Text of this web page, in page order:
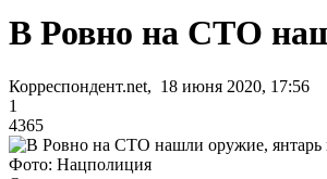
В Ровно на СТО
Корреспондент.net, 18 июня 2020, 17:56
1
4365
Фото: Нацполиция